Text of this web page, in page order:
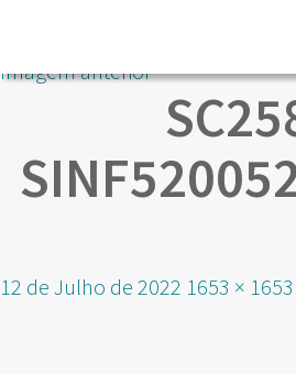
Imagem anterior
Publicado
12 de Julho de 2022 Tamanho
1653 × 1653